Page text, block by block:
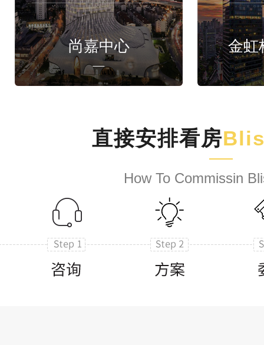
尚嘉中心 金虹
直接安排看房
How To Commissin